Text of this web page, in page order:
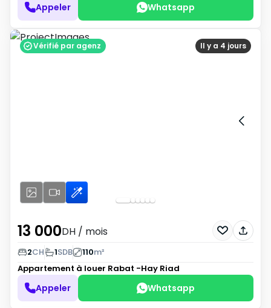
Appeler Whatsapp
Il y a 4 jours
Vérifié par agenz
13 000DH / mois
2CH 1SDB 110m²
Appartement à louer Rabat -Hay Riad
Appeler Whatsapp